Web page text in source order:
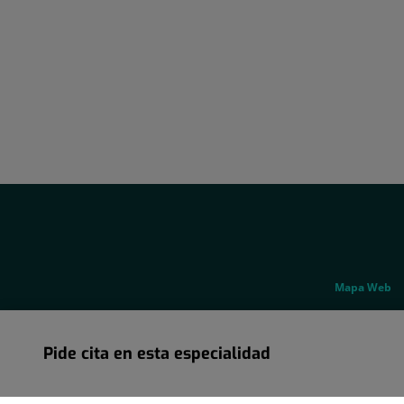
Pide cita en esta especialidad
Pide cita en esta especialidad
Mapa Web